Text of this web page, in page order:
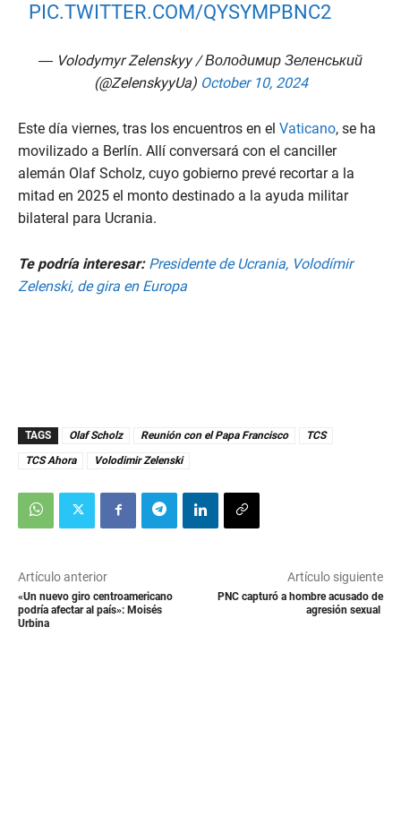
PIC.TWITTER.COM/QYSYMPBNC2
— Volodymyr Zelenskyy / Володимир Зеленський
(@ZelenskyyUa) October 10, 2024
Este día viernes, tras los encuentros en el Vaticano, se ha
movilizado a Berlín. Allí conversará con el canciller
alemán Olaf Scholz, cuyo gobierno prevé recortar a la
mitad en 2025 el monto destinado a la ayuda militar
bilateral para Ucrania.
Te podría interesar: Presidente de Ucrania, Volodímir
Zelenski, de gira en Europa
TAGS Olaf Scholz Reunión con el Papa Francisco
TCS
TCS Ahora
Volodimir Zelenski
Artículo anterior
«Un nuevo giro centroamericano
podría afectar al país»: Moisés
Urbina
Artículo siguiente
PNC capturó a hombre acusado de
agresión sexual